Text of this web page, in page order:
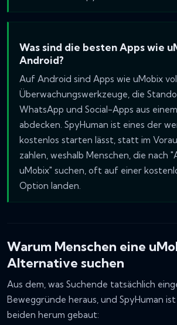
Was sind die besten Apps wie
Android?
Auf Android sind Apps wie uMobix
Überwachungswerkzeuge, die
WhatsApp und Social-Apps aus
abdecken. SpyHuman ist eines der
kostenlos starten lässt, statt im
zahlen, weshalb Menschen, die nach
uMobix" suchen, oft auf einer
Option landen.
Warum Menschen eine
Alternative suchen
Aus dem, was Suchende tatsächlich
Beweggründe heraus, und SpyHuman
beiden herum gebaut: